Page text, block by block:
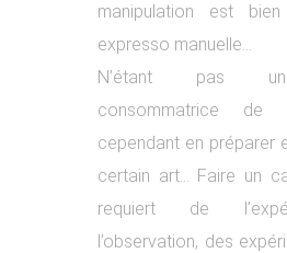
manipulation est
expresso manuelle…
N’étant pas
consommatrice de
cependant en préparer
certain art… Faire un
requiert de
l’observation, des